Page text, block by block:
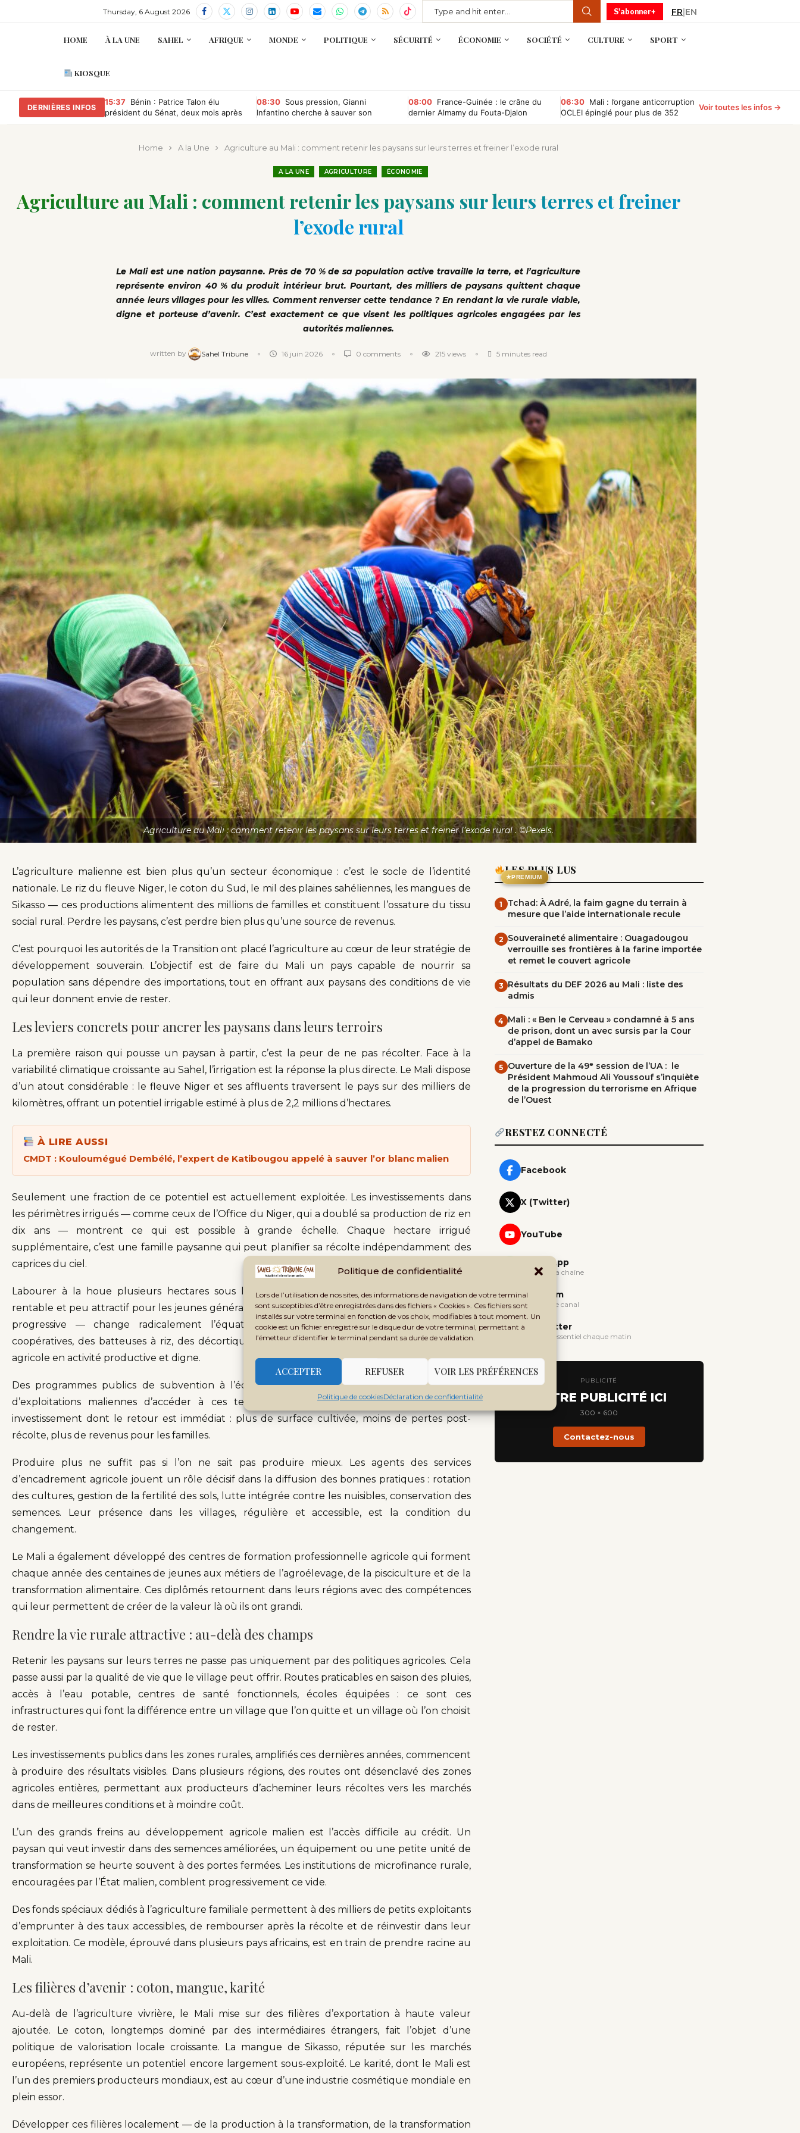
Politique de confidentialité
Lors de l’utilisation de nos sites, des informations de navigation de votre terminal
sont susceptibles d’être enregistrées dans des fichiers « Cookies ». Ces fichiers sont
installés sur votre terminal en fonction de vos choix, modifiables à tout moment. Un
cookie est un fichier enregistré sur le disque dur de votre terminal, permettant à
l’émetteur d’identifier le terminal pendant sa durée de validation.
ACCEPTER REFUSER VOIR LES PRÉFÉRENCES
Politique de cookiesDéclaration de confidentialité
Thursday, 6 August 2026 S'abonner+ FR|EN
HOME À LA UNE SAHEL AFRIQUE MONDE POLITIQUE SÉCURITÉ ÉCONOMIE SOCIÉTÉ CULTURE SPORT
KIOSQUE
DERNIÈRES INFOS
15:37 Bénin : Patrice Talon élu
président du Sénat, deux mois après
08:30 Sous pression, Gianni
Infantino cherche à sauver son
08:00 France-Guinée : le crâne du
dernier Almamy du Fouta-Djalon
06:30 Mali : l’organe anticorruption
OCLEI épinglé pour plus de 352
Voir toutes les infos →
Home A la Une Agriculture au Mali : comment retenir les paysans sur leurs terres et freiner l’exode rural
A LA UNE AGRICULTURE ÉCONOMIE
Agriculture au Mali : comment retenir les paysans sur leurs terres et freiner
l’exode rural
Le Mali est une nation paysanne. Près de 70 % de sa population active travaille la terre, et l’agriculture
représente environ 40 % du produit intérieur brut. Pourtant, des milliers de paysans quittent chaque
année leurs villages pour les villes. Comment renverser cette tendance ? En rendant la vie rurale viable,
digne et porteuse d’avenir. C’est exactement ce que visent les politiques agricoles engagées par les
autorités maliennes.
written by Sahel Tribune 16 juin 2026 0 comments 215views 5 minutes read
Agriculture au Mali : comment retenir les paysans sur leurs terres et freiner l’exode rural . ©Pexels.
L’agriculture malienne est bien plus qu’un secteur économique : c’est le socle de l’identité
nationale. Le riz du fleuve Niger, le coton du Sud, le mil des plaines sahéliennes, les mangues de
Sikasso — ces productions alimentent des millions de familles et constituent l’ossature du tissu
social rural. Perdre les paysans, c’est perdre bien plus qu’une source de revenus.
C’est pourquoi les autorités de la Transition ont placé l’agriculture au cœur de leur stratégie de
développement souverain. L’objectif est de faire du Mali un pays capable de nourrir sa
population sans dépendre des importations, tout en offrant aux paysans des conditions de vie
qui leur donnent envie de rester.
Les leviers concrets pour ancrer les paysans dans leurs terroirs
La première raison qui pousse un paysan à partir, c’est la peur de ne pas récolter. Face à la
variabilité climatique croissante au Sahel, l’irrigation est la réponse la plus directe. Le Mali dispose
d’un atout considérable : le fleuve Niger et ses affluents traversent le pays sur des milliers de
kilomètres, offrant un potentiel irrigable estimé à plus de 2,2 millions d’hectares.
À LIRE AUSSI
CMDT : Kouloumégué Dembélé, l’expert de Katibougou appelé à sauver l’or blanc malien
Seulement une fraction de ce potentiel est actuellement exploitée. Les investissements dans
les périmètres irrigués — comme ceux de l’Office du Niger, qui a doublé sa production de riz en
dix ans — montrent ce qui est possible à grande échelle. Chaque hectare irrigué
supplémentaire, c’est une famille paysanne qui peut planifier sa récolte indépendamment des
caprices du ciel.
Labourer à la houe plusieurs hectares sous le soleil sahélien est un travail épuisant, peu
rentable et peu attractif pour les jeunes générations. La mécanisation — même partielle, même
progressive — change radicalement l’équation. Des tracteurs mutualisés au sein de
coopératives, des batteuses à riz, des décortiqueuses à mil : ces outils transforment le travail
agricole en activité productive et digne.
Des programmes publics de subvention à l’équipement agricole ont permis à des milliers
d’exploitations maliennes d’accéder à ces technologies à des prix abordables. C’est un
investissement dont le retour est immédiat : plus de surface cultivée, moins de pertes post-
récolte, plus de revenus pour les familles.
Produire plus ne suffit pas si l’on ne sait pas produire mieux. Les agents des services
d’encadrement agricole jouent un rôle décisif dans la diffusion des bonnes pratiques : rotation
des cultures, gestion de la fertilité des sols, lutte intégrée contre les nuisibles, conservation des
semences. Leur présence dans les villages, régulière et accessible, est la condition du
changement.
Le Mali a également développé des centres de formation professionnelle agricole qui forment
chaque année des centaines de jeunes aux métiers de l’agroélevage, de la pisciculture et de la
transformation alimentaire. Ces diplômés retournent dans leurs régions avec des compétences
qui leur permettent de créer de la valeur là où ils ont grandi.
Rendre la vie rurale attractive : au-delà des champs
Retenir les paysans sur leurs terres ne passe pas uniquement par des politiques agricoles. Cela
passe aussi par la qualité de vie que le village peut offrir. Routes praticables en saison des pluies,
accès à l’eau potable, centres de santé fonctionnels, écoles équipées : ce sont ces
infrastructures qui font la différence entre un village que l’on quitte et un village où l’on choisit
de rester.
Les investissements publics dans les zones rurales, amplifiés ces dernières années, commencent
à produire des résultats visibles. Dans plusieurs régions, des routes ont désenclavé des zones
agricoles entières, permettant aux producteurs d’acheminer leurs récoltes vers les marchés
dans de meilleures conditions et à moindre coût.
L’un des grands freins au développement agricole malien est l’accès difficile au crédit. Un
paysan qui veut investir dans des semences améliorées, un équipement ou une petite unité de
transformation se heurte souvent à des portes fermées. Les institutions de microfinance rurale,
encouragées par l’État malien, comblent progressivement ce vide.
Des fonds spéciaux dédiés à l’agriculture familiale permettent à des milliers de petits exploitants
d’emprunter à des taux accessibles, de rembourser après la récolte et de réinvestir dans leur
exploitation. Ce modèle, éprouvé dans plusieurs pays africains, est en train de prendre racine au
Mali.
Les filières d’avenir : coton, mangue, karité
Au-delà de l’agriculture vivrière, le Mali mise sur des filières d’exportation à haute valeur
ajoutée. Le coton, longtemps dominé par des intermédiaires étrangers, fait l’objet d’une
politique de valorisation locale croissante. La mangue de Sikasso, réputée sur les marchés
européens, représente un potentiel encore largement sous-exploité. Le karité, dont le Mali est
l’un des premiers producteurs mondiaux, est au cœur d’une industrie cosmétique mondiale en
plein essor.
Développer ces filières localement — de la production à la transformation, de la transformation
★PREMIUM
LES PLUS LUS
1
Tchad: À Adré, la faim gagne du terrain à
mesure que l’aide internationale recule
2 Souveraineté alimentaire : Ouagadougou
verrouille ses frontières à la farine importée
et remet le couvert agricole
3 Résultats du DEF 2026 au Mali : liste des
admis
4 Mali : « Ben le Cerveau » condamné à 5 ans
de prison, dont un avec sursis par la Cour
d’appel de Bamako
5 Ouverture de la 49ᵉ session de l’UA : le
Président Mahmoud Ali Youssouf s’inquiète
de la progression du terrorisme en Afrique
de l’Ouest
RESTEZ CONNECTÉ
Facebook
X (Twitter)
YouTube
WhatsApp
Rejoindre la chaîne
Telegram
Rejoindre le canal
Newsletter
Recevoir l'essentiel chaque matin
PUBLICITÉ
VOTRE PUBLICITÉ ICI
300 × 600
Contactez-nous